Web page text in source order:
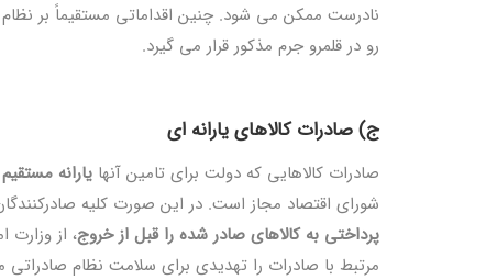
نادرست ممکن می ‌شود. چنین اقداماتی مستقیماً بر
رو در قلمرو جرم مذکور قرار می‌ گیرد.
ج) صادرات کالاهای یارانه ای
صادرات کالاهایی که دولت برای تامین آنها یارانه مستقیم
شورای اقتصاد مجاز است. در این صورت کلیه
پرداختی به کالاهای صادر شده را قبل از خروج، از وزارت
مرتبط با صادرات را تهدیدی برای سلامت نظام صادراتی